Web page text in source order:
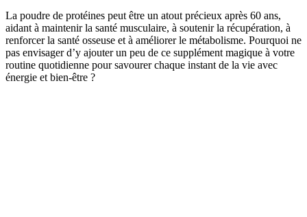
La poudre de protéines peut être un atout précieux après 60 ans,
aidant à maintenir la santé musculaire, à soutenir la récupération, à
renforcer la santé osseuse et à améliorer le métabolisme. Pourquoi ne
pas envisager d’y ajouter un peu de ce supplément magique à votre
routine quotidienne pour savourer chaque instant de la vie avec
énergie et bien-être ?